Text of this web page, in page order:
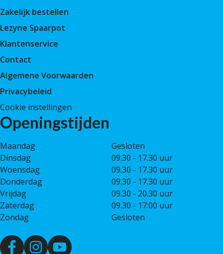
Zakelijk bestellen
Lezyne Spaarpot
Klantenservice
Contact
Algemene Voorwaarden
Privacybeleid
Cookie instellingen
Openingstijden
Maandag
Gesloten
Dinsdag
09.30 - 17.30 uur
Woensdag
09.30 - 17.30 uur
Donderdag
09.30 - 17.30 uur
Vrijdag
09.30 - 20.30 uur
Zaterdag
09.30 - 17.00 uur
Zondag
Gesloten